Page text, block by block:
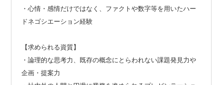
・心情・感情だけではなく、ファクトや数字等を用いたハー
ドネゴシエーション経験
【求められる資質】
・論理的な思考力、既存の概念にとらわれない課題発見力や
企画・提案力